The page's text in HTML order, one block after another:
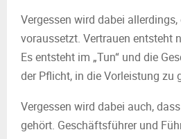
Vergessen wird dabei
voraussetzt. Vertrauen entsteht
Es entsteht im „Tun“ und die
der Pflicht, in die Vorleistung zu
Vergessen wird dabei auch,
gehört. Geschäftsführer und